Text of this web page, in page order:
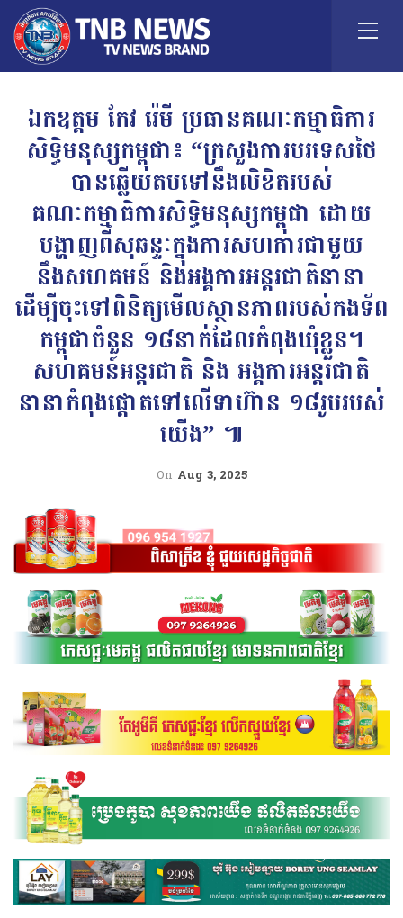
ឯកឧត្តម កែវ រ៉េមី ប្រធានគណៈកម្មាធិការ
សិទ្ធិមនុស្សកម្ពុជា៖ “ក្រសួងការបរទេសថៃ
បានឆ្លើយតបទៅនឹងលិខិតរបស់
គណៈកម្មាធិការសិទ្ធិមនុស្សកម្ពុជា ដោយ
បង្ហាញពីសុឆន្ទៈក្នុងការសហការជាមួយ
នឹងសហគមន៍ និងអង្គការអន្តរជាតិនានា
ដើម្បីចុះទៅពិនិត្យមើលស្ថានភាពរបស់កងទ័ព
កម្ពុជាចំនួន ១៨នាក់ដែលកំពុងឃុំខ្លួន។
សហគមន៍អន្តរជាតិ និង អង្គការអន្តរជាតិ
នានាកំពុងផ្តោតទៅលើទាហ៊ាន ១៨រូបរបស់
យើង” ៕
On Aug 3, 2025